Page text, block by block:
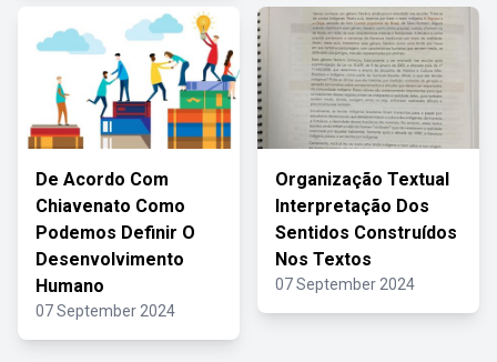
De Acordo Com
Chiavenato Como
Podemos Definir O
Desenvolvimento
Humano
07 September 2024
Organização Textual
Interpretação Dos
Sentidos Construídos
Nos Textos
07 September 2024